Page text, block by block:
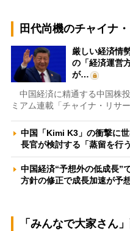
田代尚機のチャイナ
厳しい経済情
の「経済運営
が…
中国経済に精通する中国株
ミアム連載「チャイナ・リサ
中国「Kimi K3」の衝撃に
長官が検討する「蒸留を行
中国経済“予想外の低成長
方針の修正で成長加速が予
「みんなで大家さん